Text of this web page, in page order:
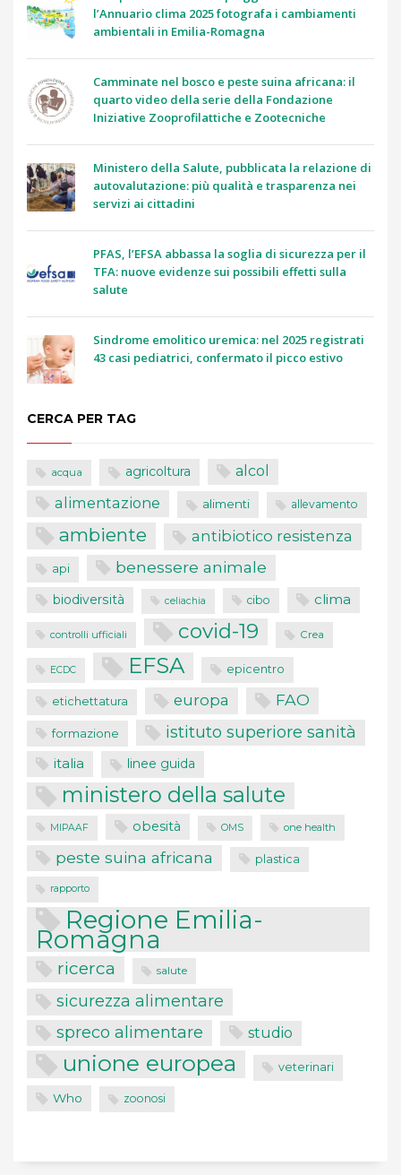
l’Annuario clima 2025 fotografa i cambiamenti
ambientali in Emilia-Romagna
Camminate nel bosco e peste suina africana: il
quarto video della serie della Fondazione
Iniziative Zooprofilattiche e Zootecniche
Ministero della Salute, pubblicata la relazione di
autovalutazione: più qualità e trasparenza nei
servizi ai cittadini
PFAS, l’EFSA abbassa la soglia di sicurezza per il
TFA: nuove evidenze sui possibili effetti sulla
salute
Sindrome emolitico uremica: nel 2025 registrati
43 casi pediatrici, confermato il picco estivo
CERCA PER TAG
acqua agricoltura alcol
alimentazione alimenti allevamento
ambiente antibiotico resistenza
api benessere animale
biodiversità celiachia cibo clima
controlli ufficiali covid-19 Crea
ECDC EFSA epicentro
etichettatura europa FAO
formazione istituto superiore sanità
italia linee guida
ministero della salute
MIPAAF obesità OMS one health
peste suina africana plastica
rapporto
Regione Emilia-
Romagna
ricerca salute
sicurezza alimentare
spreco alimentare studio
unione europea veterinari
Who zoonosi